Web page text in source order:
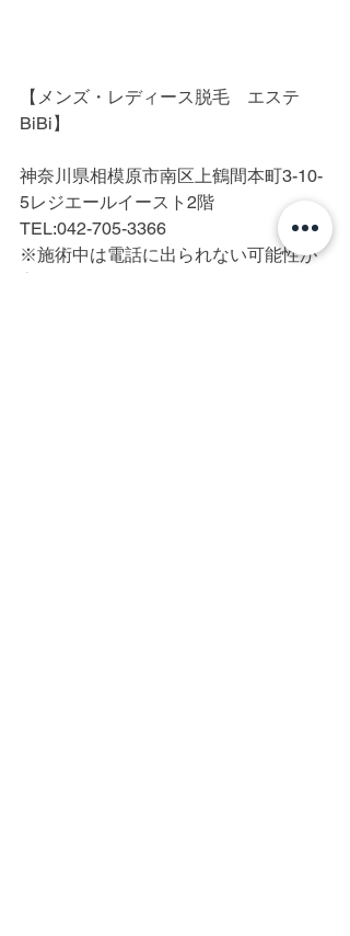
【メンズ・レディース脱毛　エステ
BiBi】
神奈川県相模原市南区上鶴間本町3-10-
5レジエールイースト2階
TEL:042-705-3366
※施術中は電話に出られない可能性が